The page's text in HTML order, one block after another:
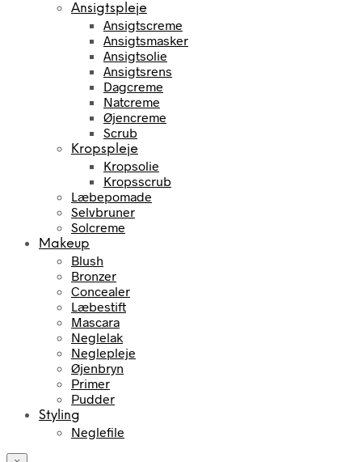
Ansigtspleje
Ansigtscreme
Ansigtsmasker
Ansigtsolie
Ansigtsrens
Dagcreme
Natcreme
Øjencreme
Scrub
Kropspleje
Kropsolie
Kropsscrub
Læbepomade
Selvbruner
Solcreme
Makeup
Blush
Bronzer
Concealer
Læbestift
Mascara
Neglelak
Neglepleje
Øjenbryn
Primer
Pudder
Styling
Neglefile